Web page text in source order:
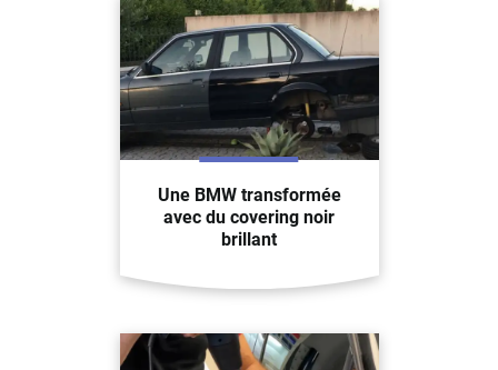
Une BMW transformée
avec du covering noir
brillant